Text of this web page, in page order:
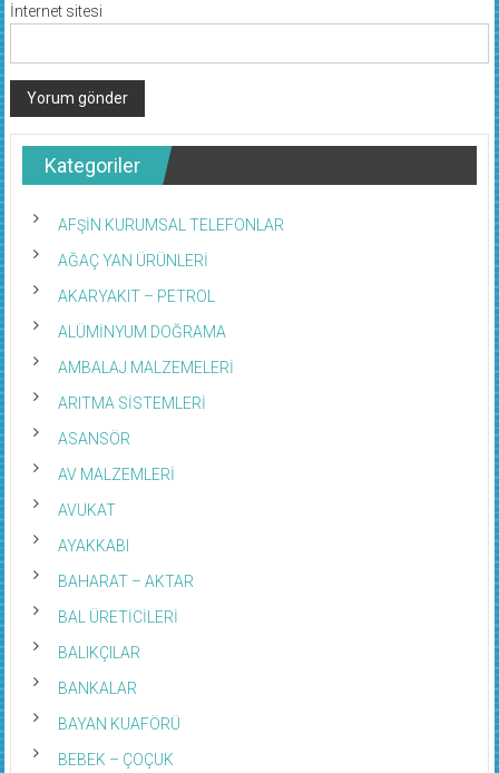
İnternet sitesi
Kategoriler
AFŞİN KURUMSAL TELEFONLAR
AĞAÇ YAN ÜRÜNLERİ
AKARYAKIT – PETROL
ALÜMİNYUM DOĞRAMA
AMBALAJ MALZEMELERİ
ARITMA SİSTEMLERİ
ASANSÖR
AV MALZEMLERİ
AVUKAT
AYAKKABI
BAHARAT – AKTAR
BAL ÜRETİCİLERİ
BALIKÇILAR
BANKALAR
BAYAN KUAFÖRÜ
BEBEK – ÇOÇUK